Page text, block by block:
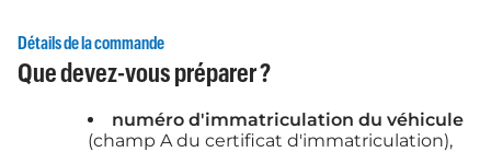
Détails de la commande
Que devez-vous préparer ?
numéro d'immatriculation du véhicule
(champ A du certificat d'immatriculation),